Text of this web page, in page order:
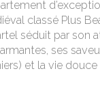
classé Plus
séduit par son
ses
et la vie douce